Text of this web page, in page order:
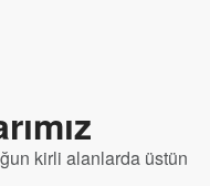
kirli alanlarda üstün